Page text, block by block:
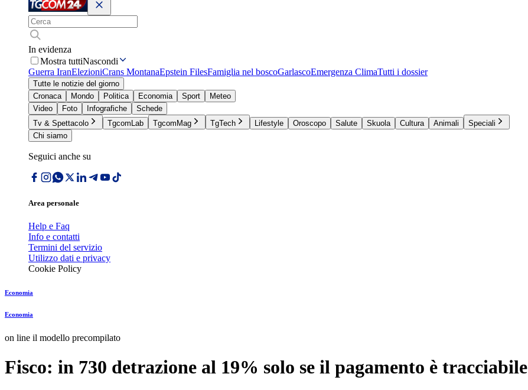
In evidenza
Mostra tuttiNascondi
Guerra IranElezioniCrans MontanaEpstein FilesFamiglia nel boscoGarlascoEmergenza ClimaTutti i dossier
Tutte le notizie del giorno
Cronaca
Mondo Politica Economia Sport
Meteo
Video
Foto Infografiche
Schede
Tv & Spettacolo
TgcomLab TgcomMag TgTech Lifestyle Oroscopo Salute Skuola Cultura Animali
Speciali
Chi siamo
Seguici anche su
Area personale
Help e Faq
Info e contatti
Termini del servizio
Utilizzo dati e privacy
Cookie Policy
Economia
Economia
on line il modello precompilato
Fisco: in 730 detrazione al 19% solo se il pagamento è tracciabile